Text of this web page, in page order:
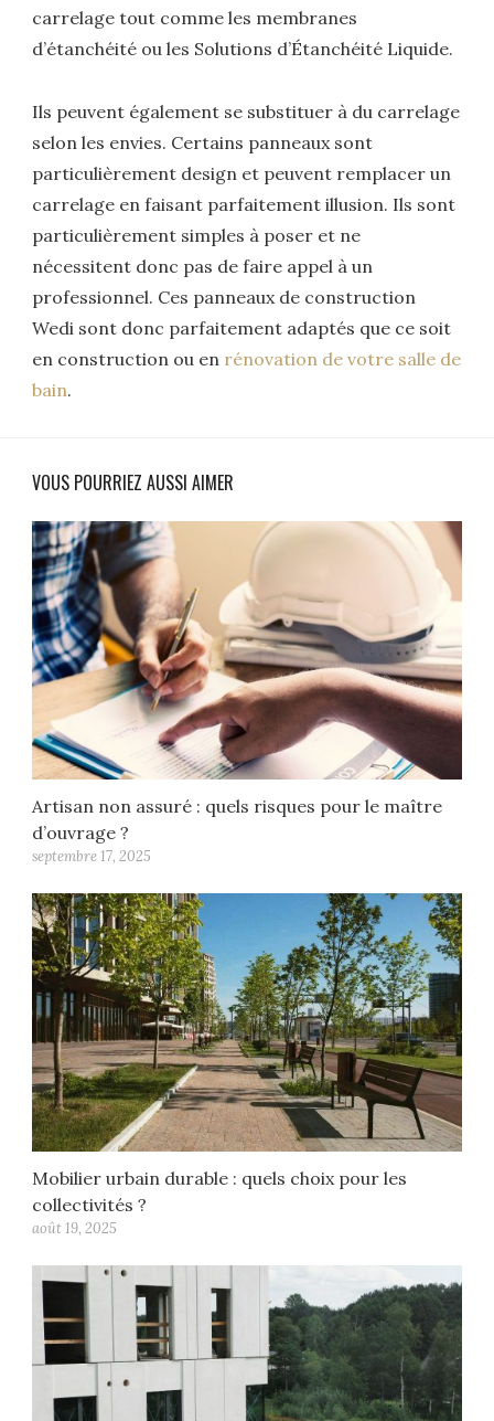
carrelage tout comme les membranes
d’étanchéité ou les Solutions d’Étanchéité Liquide.
Ils peuvent également se substituer à du carrelage
selon les envies. Certains panneaux sont
particulièrement design et peuvent remplacer un
carrelage en faisant parfaitement illusion. Ils sont
particulièrement simples à poser et ne
nécessitent donc pas de faire appel à un
professionnel. Ces panneaux de construction
Wedi sont donc parfaitement adaptés que ce soit
en construction ou en rénovation de votre salle de
bain.
VOUS POURRIEZ AUSSI AIMER
Artisan non assuré : quels risques pour le maître
d’ouvrage ?
septembre 17, 2025
Mobilier urbain durable : quels choix pour les
collectivités ?
août 19, 2025